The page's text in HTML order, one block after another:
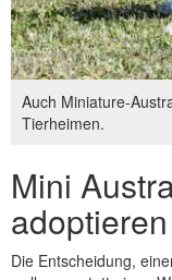
Auch Miniature-
Tierheimen.
Mini
Die Entscheidung,